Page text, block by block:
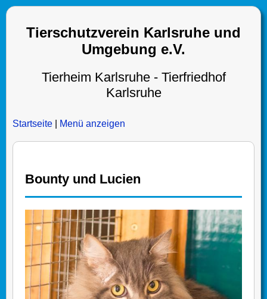
Tierschutzverein Karlsruhe und
Umgebung e.V.
Tierheim Karlsruhe - Tierfriedhof
Karlsruhe
Startseite Menü anzeigen
Bounty und Lucien